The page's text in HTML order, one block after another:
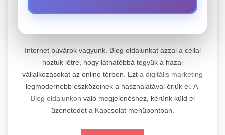
+
Professzionális elektromos roller javítási és
karbantartási szolgáltatások. Szakértő
technikusaink minőségi szervízt nyújtanak
minden jelentős márkához és modellhez.
Szervizközpont Látogatása
📊 2. Online Marketing
Ügynökség
+
Átfogó online marketing szolgáltatások,
beleértve a SEO-t, közösségi média kezelést és
Internet búvárok vagyunk. Blog oldalunkat azzal a céllal
hoztuk létre, hogy láthatóbbá tegyük a hazai
vállalkozásokat az online térben. Ezt a digitális marketing
legmodernebb eszközeinek a használatával érjük el. A
Blog oldalunkon való megjelenéshez, kérünk küld el
üzenetedet a Kapcsolat menüpontban.